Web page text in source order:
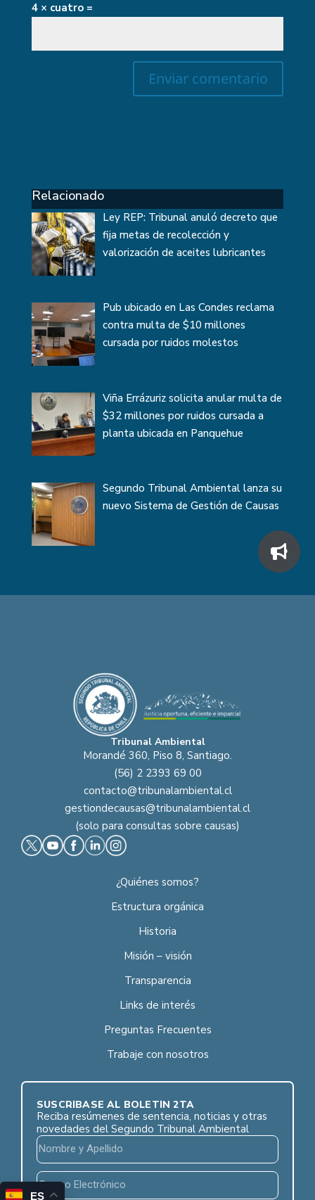
4 × cuatro =
Relacionado
Ley REP: Tribunal anuló decreto que
fija metas de recolección y
valorización de aceites lubricantes
Pub ubicado en Las Condes reclama
contra multa de $10 millones
cursada por ruidos molestos
Viña Errázuriz solicita anular multa de
$32 millones por ruidos cursada a
planta ubicada en Panquehue
Segundo Tribunal Ambiental lanza su
nuevo Sistema de Gestión de Causas
Tribunal Ambiental
Morandé 360, Piso 8, Santiago.
(56) 2 2393 69 00
contacto@tribunalambiental.cl
gestiondecausas@tribunalambiental.cl
(solo para consultas sobre causas)
¿Quiénes somos?
Estructura orgánica
Historia
Misión – visión
Transparencia
Links de interés
Preguntas Frecuentes
Trabaje con nosotros
SUSCRÍBASE AL BOLETÍN 2TA
Reciba resúmenes de sentencia, noticias y otras
novedades del Segundo Tribunal Ambiental
ES